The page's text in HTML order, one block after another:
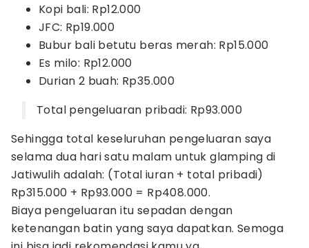
Kopi bali: Rp12.000
JFC: Rp19.000
Bubur bali betutu beras merah: Rp15.000
Es milo: Rp12.000
Durian 2 buah: Rp35.000
Total pengeluaran pribadi: Rp93.000
Sehingga total keseluruhan pengeluaran saya
selama dua hari satu malam untuk glamping di
Jatiwulih adalah: (Total iuran + total pribadi)
Rp315.000 + Rp93.000 = Rp408.000.
Biaya pengeluaran itu sepadan dengan
ketenangan batin yang saya dapatkan. Semoga